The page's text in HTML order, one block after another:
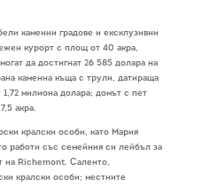
каменни градове и ексклузивни
курорт с площ от 40 акра,
да достигнат 26 585 долара на
каменна къща с трули, датираща
1,72 милиона долара; домът с пет
акра.
кралски особи, като Мария
работи със семейния си лейбъл за
на Richemont. Саленто,
кралски особи; местните